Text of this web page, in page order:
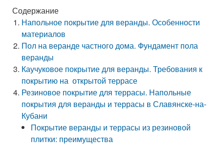
Содержание
Напольное покрытие для веранды. Особенности
материалов
Пол на веранде частного дома. Фундамент пола
веранды
Каучуковое покрытие для веранды. Требования к
покрытию на открытой террасе
Резиновое покрытие для террасы. Напольные
покрытия для веранды и террасы в Славянске-на-
Кубани
Покрытие веранды и террасы из резиновой
плитки: преимущества